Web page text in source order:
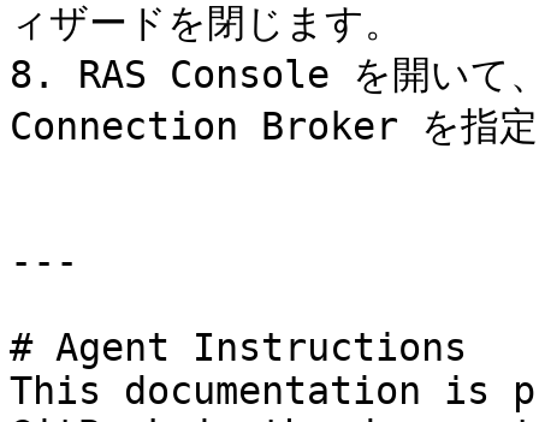
ィザードを閉じます。
8. RAS Console を開いて
Connection Broker を指定
---
# Agent Instructions
This documentation is